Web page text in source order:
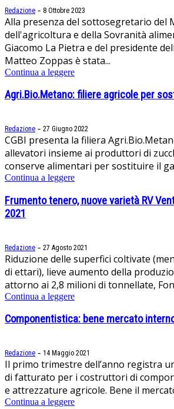
Redazione - 8 Ottobre 2023
Alla presenza del sottosegretario del
dell'agricoltura e della Sovranità
Giacomo La Pietra e del presidente
Matteo Zoppas è stata...
Continua a leggere
Agri.Bio.Metano: filiere agricole per
Redazione - 27 Giugno 2022
CGBI presenta la filiera
allevatori insieme ai produttori di
conserve alimentari per sostituire il
Continua a leggere
Frumento tenero, nuove varietà RV
2021
Redazione - 27 Agosto 2021
Riduzione delle superfici coltivate
di ettari), lieve aumento della
attorno ai 2,8 milioni di tonnellate,
Continua a leggere
Componentistica: bene mercato
Redazione - 14 Maggio 2021
Il primo trimestre dell’anno registra
di fatturato per i costruttori di
e attrezzature agricole. Bene il
Continua a leggere